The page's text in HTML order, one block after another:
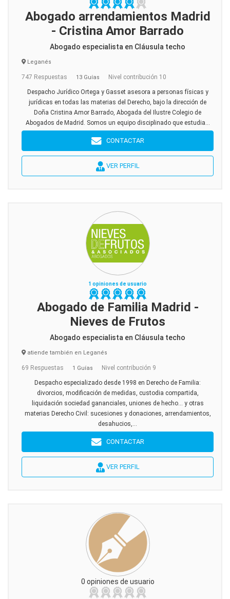
Abogado arrendamientos Madrid
- Cristina Amor Barrado
Abogado especialista en Cláusula techo
Leganés
747 Respuestas 13 Guías Nivel contribución 10
Despacho Jurídico Ortega y Gasset asesora a personas físicas y
jurídicas en todas las materias del Derecho, bajo la dirección de
Doña Cristina Amor Barrado, Abogada del Ilustre Colegio de
Abogados de Madrid. Somos un equipo disciplinado que estudia...
CONTACTAR
VER PERFIL
1 opiniones de usuario
Abogado de Familia Madrid -
Nieves de Frutos
Abogado especialista en Cláusula techo
atiende también en Leganés
69 Respuestas 1 Guías Nivel contribución 9
Despacho especializado desde 1998 en Derecho de Familia:
divorcios, modificación de medidas, custodia compartida,
liquidación sociedad gananciales, uniones de hecho... y otras
materias Derecho Civil: sucesiones y donaciones, arrendamientos,
desahucios,...
CONTACTAR
VER PERFIL
0 opiniones de usuario